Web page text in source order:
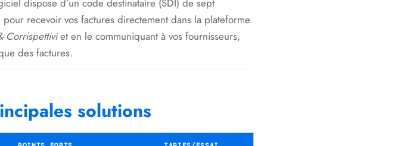
dispose d’un code destinataire (SDI) de sept
recevoir vos factures directement dans la plateforme.
Corrispettiviet en le communiquant à vos fournisseurs,
des factures.
solutions